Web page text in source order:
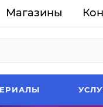
Магазины